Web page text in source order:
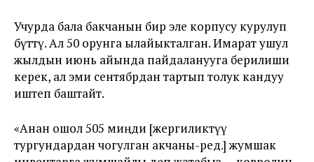
Учурда бала бакчанын бир эле корпусу курулуп
бүттү. Ал 50 орунга ылайыкталган. Имарат ушул
жылдын июнь айында пайдаланууга берилиши
керек, ал эми сентябрдан тартып толук кандуу
иштеп баштайт.
«Анан ошол 505 миңди [жергиликтүү
тургундардан чогулган акчаны-ред.] жумшак